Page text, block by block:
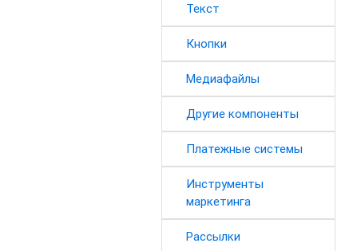
Текст
Кнопки
Медиафайлы
Другие компоненты
Платежные системы
Инструменты
маркетинга
Рассылки